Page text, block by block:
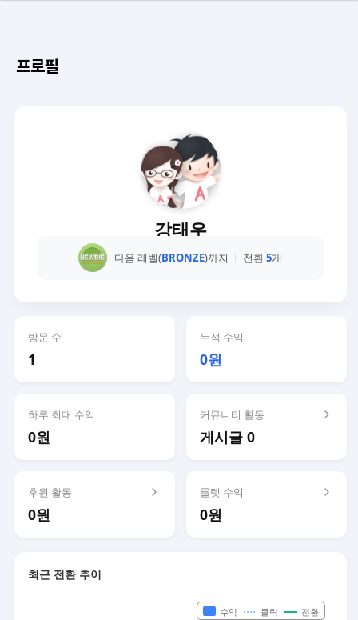
프로필
강태우
다음 레벨(BRONZE)까지 전환5개
방문 수
1
누적 수익
0원
하루 최대 수익
0원
커뮤니티 활동
게시글 0
후원 활동
0원
룰렛 수익
0원
최근 전환 추이